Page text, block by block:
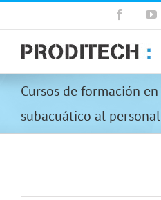
Facebook
Cursos de formación
subacuático al